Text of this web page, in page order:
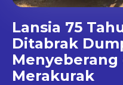
Lansia 75
Ditabrak
Menyeberang
Merakurak